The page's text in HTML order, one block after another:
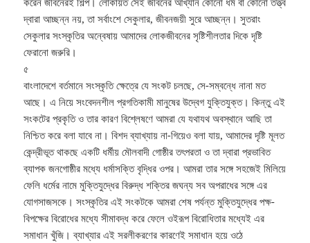
দ্বারা আচ্ছন্ন নয়, তা সর্বাংশে সেকুলার, জীবনজয়ী সুরে আচ্ছন্ন। সুতরাং
সেকুলার সংস্কৃতির অন্বেষায় আমাদের লোকজীবনের সৃষ্টিশীলতার দিকে দৃষ্টি
ফেরানো জরুরি।
৫
বাংলাদেশে বর্তমানে সংস্কৃতি ক্ষেত্রে যে সংকট চলছে, সে-সম্বন্ধে নানা মত
আছে। এ নিয়ে সংবেদনশীল প্রগতিকামী মানুষের উদ্বেগ যুক্তিযুক্ত। কিন্তু এই
সংকটের প্রকৃতি ও তার কারণ বিশ্লেষণে আমরা যে যথাযথ অবস্থানে আছি তা
নিশ্চিত করে বলা যাবে না। বিশদ ব্যাখ্যায় না-গিয়েও বলা যায়, আমাদের দৃষ্টি মূলত
কেন্দ্রীভূত থাকছে একটি ধর্মীয় মৌলবাদী গোষ্ঠীর তৎপরতা ও তা দ্বারা প্রভাবিত
ব্যাপক জনগোষ্ঠীর মধ্যে ধর্মাসক্তি বৃদ্ধির ওপর। আমরা তার সঙ্গে সহজেই মিলিয়ে
ফেলি ধর্মের নামে মুক্তিযুদ্ধের বিরুদ্ধ শক্তির জঘন্য সব অপরাধের সঙ্গে এর
যোগসাজসকে। সংস্কৃতির এই সংকটকে আমরা শেষ পর্যন্ত মুক্তিযুদ্ধের পক্ষ-
বিপক্ষের বিরোধের মধ্যে সীমাবদ্ধ করে ফেলে ওইরূপ বিরোধিতার মধ্যেই এর
সমাধান খুঁজি। ব্যাখ্যার এই সরলীকরণের কারণেই সমাধান হয়ে ওঠে